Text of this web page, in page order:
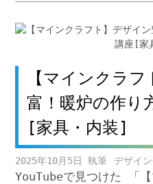
【マインクラ
富！暖炉の作
[家具・内装]
2025年10月5日 デザイ
YouTubeで見つけた 「